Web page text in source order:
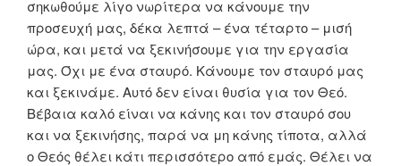
σηκωθούμε λίγο νωρίτερα να κάνουμε την
προσευχή μας, δέκα λεπτά – ένα τέταρτο – μισή
ώρα, και μετά να ξεκινήσουμε για την εργασία
μας. Όχι με ένα σταυρό. Κάνουμε τον σταυρό μας
και ξεκινάμε. Αυτό δεν είναι θυσία για τον Θεό.
Βέβαια καλό είναι να κάνης και τον σταυρό σου
και να ξεκινήσης, παρά να μη κάνης τίποτα, αλλά
ο Θεός θέλει κάτι περισσότερο από εμάς. Θέλει να